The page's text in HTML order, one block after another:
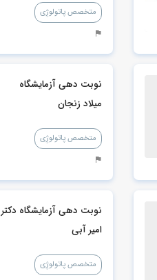
متخصص پاتولوژِی
نوبت دهی آزمایشگاه
میلاد زنجان
متخصص پاتولوژِی
نوبت دهی آزمایشگاه دکتر
امیر آبی
متخصص پاتولوژِی